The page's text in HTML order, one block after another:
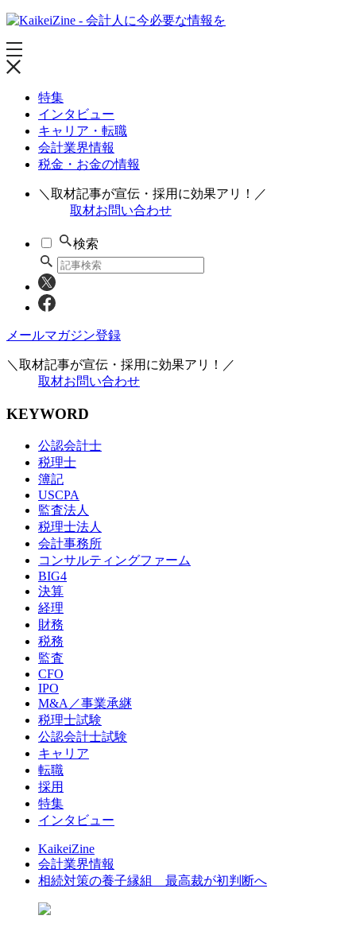
特集
インタビュー
キャリア・転職
会計業界情報
税金・お金の情報
＼取材記事が宣伝・採用に効果アリ！／
取材お問い合わせ
検索
メールマガジン登録
＼取材記事が宣伝・採用に効果アリ！／
取材お問い合わせ
KEYWORD
公認会計士
税理士
簿記
USCPA
監査法人
税理士法人
会計事務所
コンサルティングファーム
BIG4
決算
経理
財務
税務
監査
CFO
IPO
M&A／事業承継
税理士試験
公認会計士試験
キャリア
転職
採用
特集
インタビュー
KaikeiZine
会計業界情報
相続対策の養子縁組 最高裁が初判断へ